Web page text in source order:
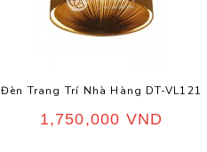
Đèn Trang Trí Nhà Hàng DT-VL121
1,750,000 VND